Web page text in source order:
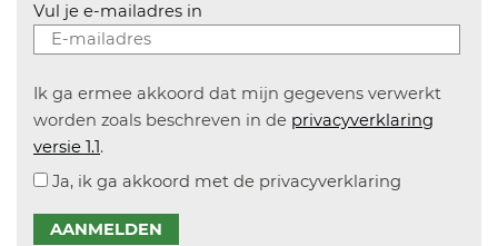
Vul je e-mailadres in
Ik ga ermee akkoord dat mijn gegevens verwerkt
worden zoals beschreven in de privacyverklaring
versie 1.1.
Ja, ik ga akkoord met de privacyverklaring
AANMELDEN